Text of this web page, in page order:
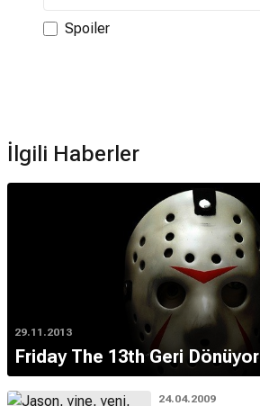
Spoiler
İlgili Haberler
29.11.2013
Friday The 13th Geri Dönüyor
24.04.2009